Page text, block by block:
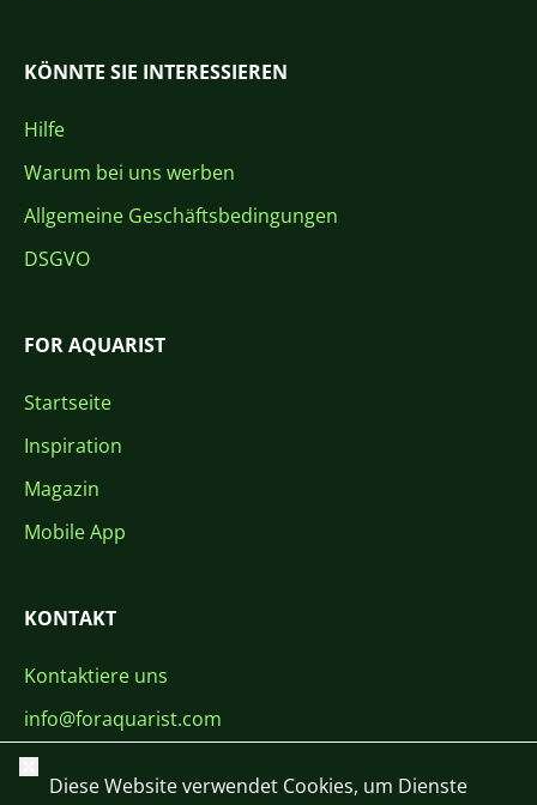
KÖNNTE SIE INTERESSIEREN
Hilfe
Warum bei uns werben
Allgemeine Geschäftsbedingungen
DSGVO
FOR AQUARIST
Startseite
Inspiration
Magazin
Mobile App
KONTAKT
Kontaktiere uns
info@foraquarist.com
+420 603 449 602
Schließen
Diese Website verwendet Cookies, um Dienste